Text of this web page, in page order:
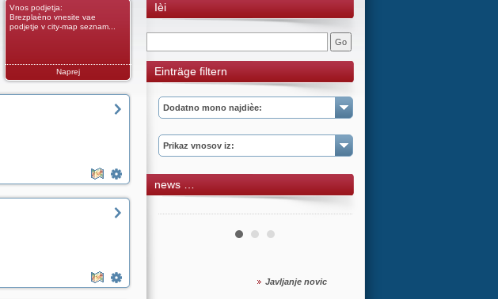
Vnos podjetja:
Brezplaèno vnesite vae
podjetje v city-map seznam...
Naprej
Ièi
Einträge filtern
Dodatno mono najdièe:
Prikaz vnosov iz:
news …
Javljanje novic